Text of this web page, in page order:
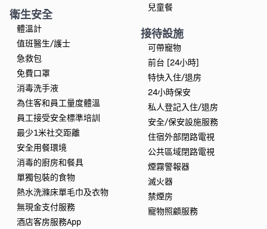
衛生安全
體溫計
值班醫生/護士
急救包
免費口罩
消毒洗手液
為住客和員工量度體溫
員工接受安全標準培訓
最少1米社交距離
安全用餐環境
消毒的廚房和餐具
單獨包裝的食物
熱水洗滌床單毛巾及衣物
無現金支付服務
酒店客房服務App
兒童餐
接待設施
可帶寵物
前台 [24小時]
特快入住/退房
24小時保安
私人登記入住/退房
安全/保安設施服務
住宿外部閉路電視
公共區域閉路電視
煙霧警報器
滅火器
禁煙房
寵物照顧服務